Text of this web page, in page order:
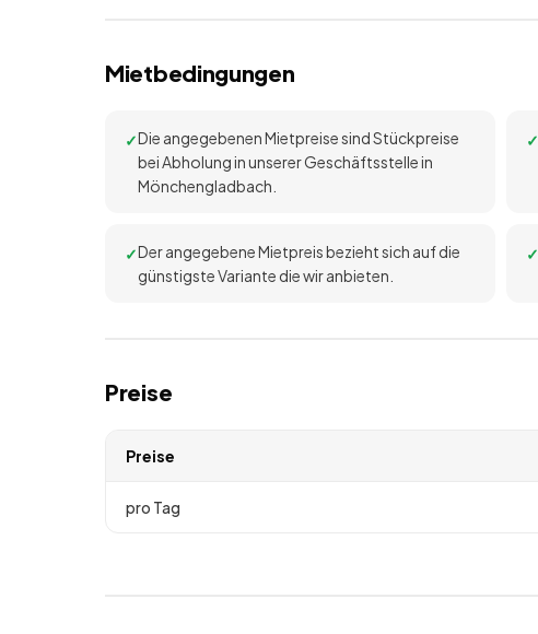
Mietbedingungen
Die angegebenen Mietpreise sind Stückpreise
bei Abholung in unserer Geschäftsstelle in
Mönchengladbach.
Der angegebene Mietpreis bezieht sich auf die
günstigste Variante die wir anbieten.
Preise
Preise
pro Tag